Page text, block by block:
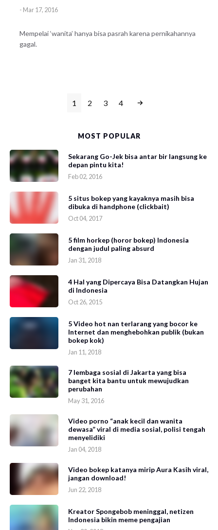
- Mar 17, 2016
Mempelai ‘wanita’ hanya bisa pasrah karena pernikahannya
gagal.
1 2 3 4
MOST POPULAR
Sekarang Go-Jek bisa antar bir langsung ke
depan pintu kita!
Feb 02, 2016
5 situs bokep yang kayaknya masih bisa
dibuka di handphone (clickbait)
Oct 04, 2017
5 film horkep (horor bokep) Indonesia
dengan judul paling absurd
Jan 31, 2018
4 Hal yang Dipercaya Bisa Datangkan Hujan
di Indonesia
Oct 26, 2015
5 Video hot nan terlarang yang bocor ke
Internet dan menghebohkan publik (bukan
bokep kok)
Jan 11, 2018
7 lembaga sosial di Jakarta yang bisa
banget kita bantu untuk mewujudkan
perubahan
May 31, 2016
Video porno “anak kecil dan wanita
dewasa” viral di media sosial, polisi tengah
menyelidiki
Jan 04, 2018
Video bokep katanya mirip Aura Kasih viral,
jangan download!
Jun 22, 2018
Kreator Spongebob meninggal, netizen
Indonesia bikin meme pengajian